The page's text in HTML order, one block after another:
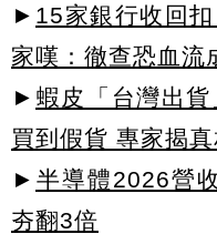
► 15家銀行收回
家嘆：徹查恐血流
► 蝦皮「台灣出
買到假貨 專家揭真
► 半導體2026營
夯翻3倍